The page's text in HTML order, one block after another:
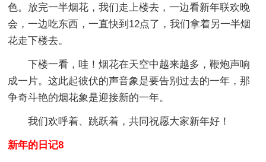
色。放完一半烟花，我们走上楼去，一边看新年联欢晚
会，一边吃东西，一直快到12点了，我们拿着另一半烟
花走下楼去。
下楼一看，哇！烟花在天空中越来越多，鞭炮声响
成一片。这此起彼伏的声音象是要告别过去的一年，那
争奇斗艳的烟花象是迎接新的一年。
我们欢呼着、跳跃着，共同祝愿大家新年好！
新年的日记8